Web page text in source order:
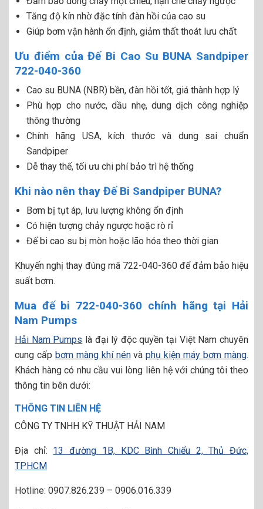
Tăng độ kín nhờ đặc tính đàn hồi của cao su
Giúp bơm vận hành ổn định, giảm thất thoát lưu chất
Ưu điểm của Đế Bi Cao Su BUNA Sandpiper
722-040-360
Cao su BUNA (NBR) bền, đàn hồi tốt, giá thành hợp lý
Phù hợp cho nước, dầu nhẹ, dung dịch công nghiệp
thông thường
Chính hãng USA, kích thước và dung sai chuẩn
Sandpiper
Dễ thay thế, tối ưu chi phí bảo trì hệ thống
Khi nào nên thay Đế Bi Sandpiper BUNA?
Bơm bị tụt áp, lưu lượng không ổn định
Có hiện tượng chảy ngược hoặc rò rỉ
Đế bi cao su bị mòn hoặc lão hóa theo thời gian
Khuyến nghị thay đúng mã 722-040-360 để đảm bảo hiệu
suất bơm.
Mua đế bi 722-040-360 chính hãng tại Hải
Nam Pumps
Hải Nam Pumps là đại lý độc quyền tại Việt Nam chuyên
cung cấp bơm màng khí nénvàphụ kiện máy bơm màng.
Khách hàng có nhu cầu vui lòng liên hệ với chúng tôi theo
thông tin bên dưới:
THÔNG TIN LIÊN HỆ
CÔNG TY TNHH KỸ THUẬT HẢI NAM
Địa chỉ: 13 đường 1B, KDC Bình Chiểu 2, Thủ Đức,
TPHCM
Hotline: 0907.826.239 – 0906.016.339